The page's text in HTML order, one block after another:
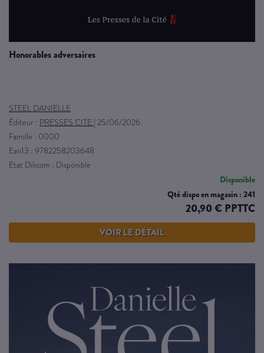
honorables adversaires
STEEL DANIELLE
Éditeur : PRESSES CITE | 25/06/2026
Famille : 0000
Ean13 : 9782258203648
Etat Dilicom : Disponible
Disponible
Qté dispo en magasin : 241
20,90 € PPTTC
VOIR LE DÉTAIL